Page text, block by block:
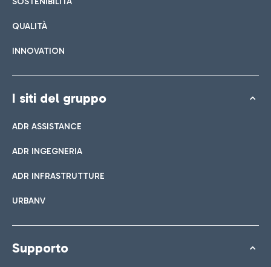
QUALITÀ
INNOVATION
I siti del gruppo
ADR ASSISTANCE
ADR INGEGNERIA
ADR INFRASTRUTTURE
URBANV
Supporto